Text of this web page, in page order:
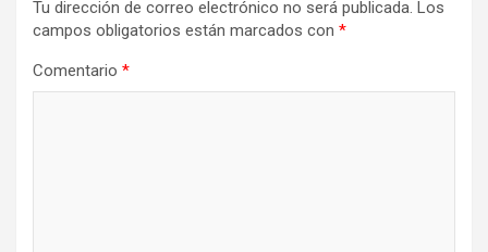
Tu dirección de correo electrónico no será publicada. Los
campos obligatorios están marcados con *
Comentario *